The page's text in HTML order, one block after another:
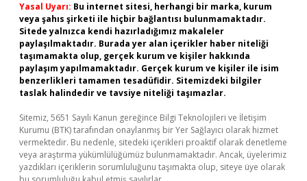
Yasal Uyarı: Bu internet sitesi, herhangi bir marka, kurum
veya şahıs şirketi ile hiçbir bağlantısı bulunmamaktadır.
Sitede yalnızca kendi hazırladığımız makaleler
paylaşılmaktadır. Burada yer alan içerikler haber niteliği
taşımamakta olup, gerçek kurum ve kişiler hakkında
paylaşım yapılmamaktadır. Gerçek kurum ve kişiler ile isim
benzerlikleri tamamen tesadüfidir. Sitemizdeki bilgiler
taslak halindedir ve tavsiye niteliği taşımazlar.
Sitemiz, 5651 Sayılı Kanun gereğince Bilgi Teknolojileri ve İletişim
Kurumu (BTK) tarafından onaylanmış bir Yer Sağlayıcı olarak hizmet
vermektedir. Bu nedenle, sitedeki içerikleri proaktif olarak denetleme
veya araştırma yükümlülüğümüz bulunmamaktadır. Ancak, üyelerimiz
yazdıkları içeriklerin sorumluluğunu taşımakta olup, siteye üye olarak